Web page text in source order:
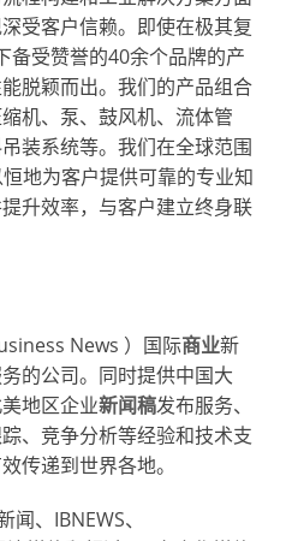
受客户信赖。即使在极其复
备受赞誉的40余个品牌的产
脱颖而出。我们的产品组合
机、泵、鼓风机、流体管
装系统等。我们在全球范围
地为客户提供可靠的专业知
升效率，与客户建立终身联
News ）国际商业新
的公司。同时提供中国大
地区企业新闻稿发布服务、
、竞争分析等经验和技术支
传递到世界各地。
、IBNEWS、